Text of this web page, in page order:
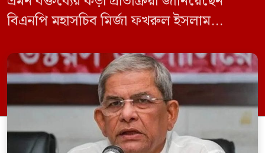
বিএনপি মহাসচিব মির্জা ফখরুল ইসলাম
করেছেন, রাজনীতিবিদরা ক্ষমতায় যাওয়ার জন্য
উসখুস করছে। এটা খুব দুর্ভাগ্যজনক কথা।
আমরা আশা করি না, তিনি এ ধরনের মন্তব্য
করবেন। আমরা দ্রুত নির্বাচন চাচ্ছি, কারণ যত
দেরি […]